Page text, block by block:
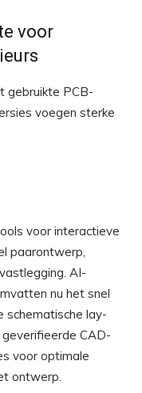
voor
gebruikte PCB-
voegen sterke
voor interactieve
paarontwerp,
AI-
nu het snel
schematische lay-
CAD-
voor optimale
ontwerp.